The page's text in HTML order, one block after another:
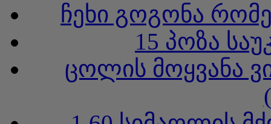
ჩეხი გოგონა
15 პოზა
ცოლის მოყვანა